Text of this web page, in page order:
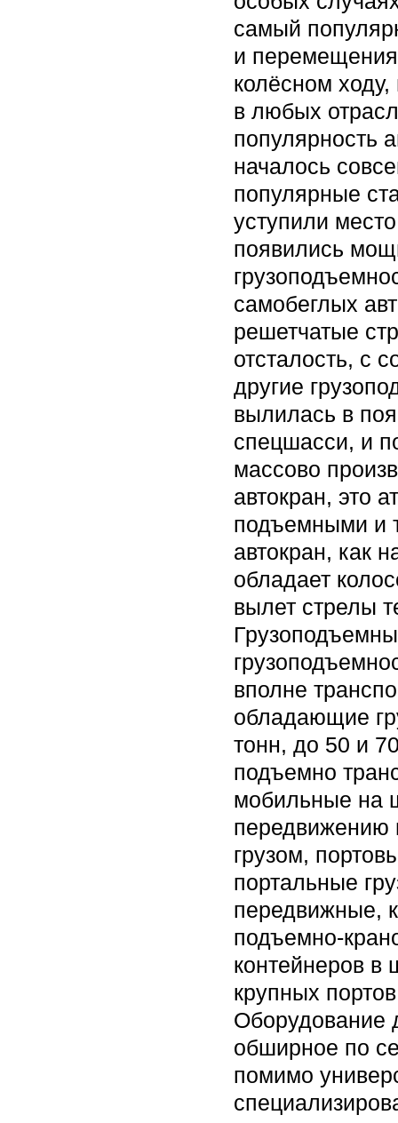
самый
и перемещения
колёсном
в любых
популярность
началось
популярные
уступили
появились
самобеглых
решетчатые
отсталость, с
другие
вылилась в
спецшасси, и
массово
автокран, это
подъемными и
автокран, как
обладает
вылет стрелы
вполне
обладающие
тонн, до 50 и
подъемно
мобильные на
передвижению
грузом,
портальные
передвижные,
подъемно-
контейнеров
крупных
Оборудование
обширное по
помимо